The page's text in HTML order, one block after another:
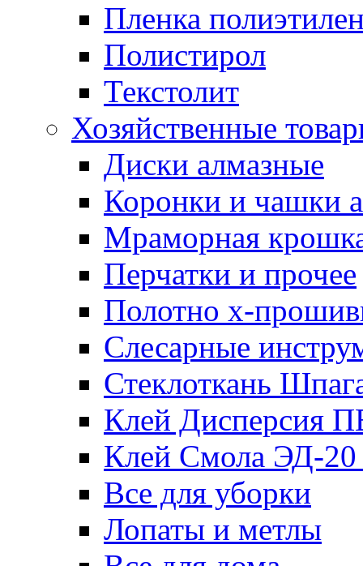
Пленка
Полистирол
Текстолит
Хозяйственные
Диски алмазные
Коронки и чашки
Мраморная
Перчатки и прочее
Полотно х-
Слесарные
Стеклоткань
Клей Дисперсия
Клей Смола ЭД-20
Все для уборки
Лопаты и метлы